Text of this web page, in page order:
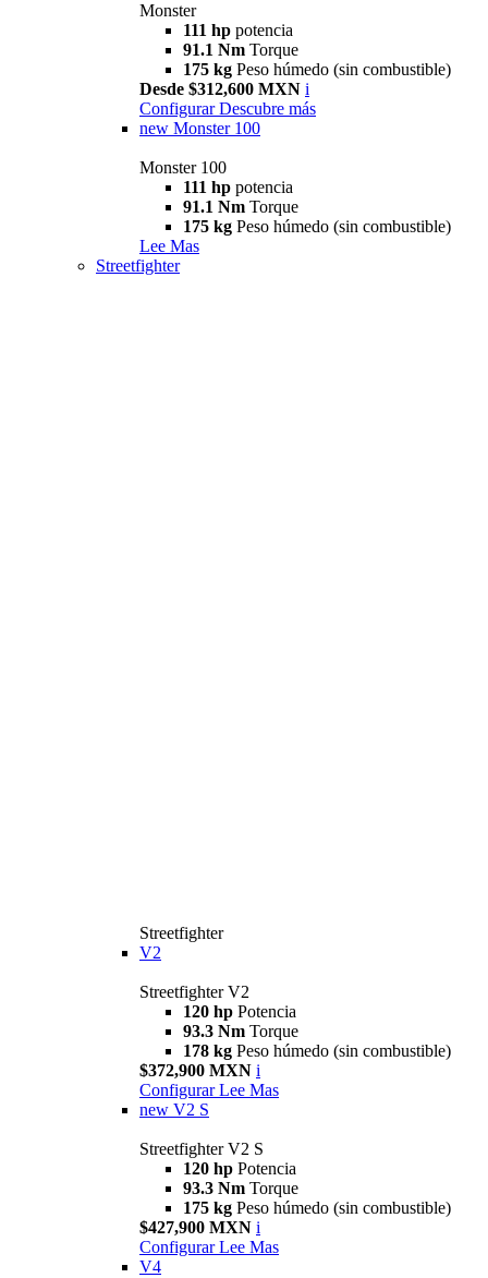
Monster
111 hp potencia
91.1 Nm Torque
175 kg Peso húmedo (sin combustible)
Desde $312,600 MXN i
Configurar Descubre más
new Monster 100
Monster 100
111 hp potencia
91.1 Nm Torque
175 kg Peso húmedo (sin combustible)
Lee Mas
Streetfighter
Streetfighter
V2
Streetfighter V2
120 hp Potencia
93.3 Nm Torque
178 kg Peso húmedo (sin combustible)
$372,900 MXN i
Configurar Lee Mas
new V2 S
Streetfighter V2 S
120 hp Potencia
93.3 Nm Torque
175 kg Peso húmedo (sin combustible)
$427,900 MXN i
Configurar Lee Mas
V4